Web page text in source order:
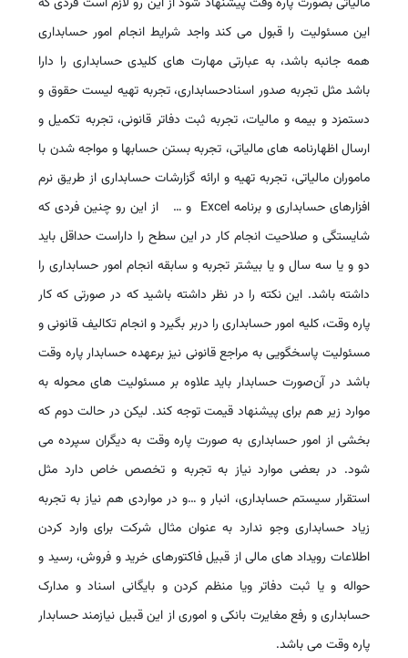
این مسئولیت را قبول می کند واجد شرایط انجام امور حسابداری
همه جانبه باشد، به عبارتی مهارت های کلیدی حسابداری را دارا
باشد مثل تجربه صدور اسنادحسابداری، تجربه تهیه لیست حقوق و
دستمزد و بیمه و مالیات، تجربه ثبت دفاتر قانونی، تجربه تکمیل و
ارسال اظهارنامه های مالیاتی، تجربه بستن حسابها و مواجه شدن با
ماموران مالیاتی، تجربه تهیه و ارائه گزارشات حسابداری از طریق نرم
افزارهای حسابداری و برنامه Excel و … از این رو چنین فردی که
شایستگی و صلاحیت انجام کار در این سطح را داراست حداقل باید
دو و یا سه سال و یا بیشتر تجربه و سابقه انجام امور حسابداری را
داشته باشد. این نکته را در نظر داشته باشید که در صورتی که کار
پاره وقت، کلیه امور حسابداری را دربر بگیرد و انجام تکالیف قانونی و
مسئولیت پاسخگویی به مراجع قانونی نیز برعهده حسابدار پاره وقت
باشد در آن‌صورت حسابدار باید علاوه بر مسئولیت های محوله به
موارد زیر هم برای پیشنهاد قیمت توجه کند. لیکن در حالت دوم که
بخشی از امور حسابداری به صورت پاره وقت به دیگران سپرده می
شود. در بعضی موارد نیاز به تجربه و تخصص خاص دارد مثل
استقرار سیستم حسابداری، انبار و …و در مواردی هم نیاز به تجربه
زیاد حسابداری وجو ندارد به عنوان مثال شرکت برای وارد کردن
اطلاعات رویداد های مالی از قبیل فاکتورهای خرید و فروش، رسید و
حواله و یا ثبت دفاتر ویا منظم کردن و بایگانی اسناد و مدارک
حسابداری و رفع مغایرت بانکی و اموری از این قبیل نیازمند حسابدار
پاره وقت می باشد.